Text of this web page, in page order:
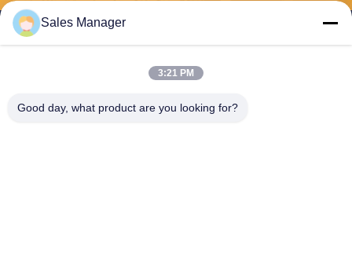
Co., Ltd
Sales Manager
3:21 PM
Good day, what product are you looking for?